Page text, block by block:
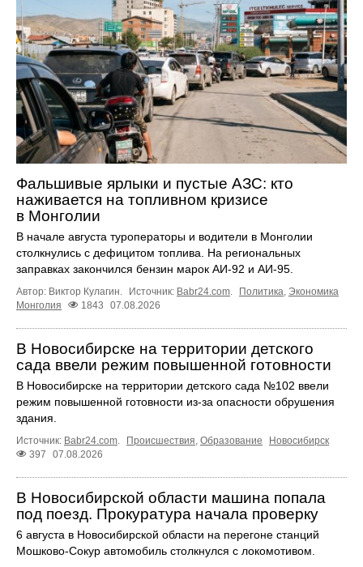
Фальшивые ярлыки и пустые АЗС: кто
наживается на топливном кризисе
в Монголии
В начале августа туроператоры и водители в Монголии
столкнулись с дефицитом топлива. На региональных
заправках закончился бензин марок АИ-92 и АИ-95.
Автор: Виктор Кулагин. Источник: Babr24.com Политика Экономика
Монголия
1843 07.08.2026
В Новосибирске на территории детского
сада ввели режим повышенной готовности
В Новосибирске на территории детского сада №102 ввели
режим повышенной готовности из-за опасности обрушения
здания.
Источник: Babr24.com Происшествия Образование
Новосибирск
397
07.08.2026
В Новосибирской области машина попала
под поезд. Прокуратура начала проверку
6 августа в Новосибирской области на перегоне станций
Мошково-Сокур автомобиль столкнулся с локомотивом.